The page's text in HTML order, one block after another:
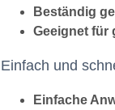
Beständig
Geeignet für
Einfach und
Einfache